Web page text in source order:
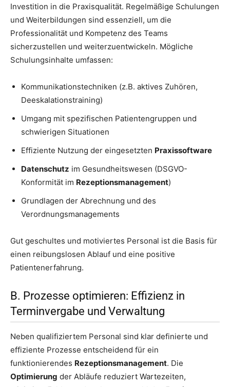
Investition in die Praxisqualität. Regelmäßige Schulungen
und Weiterbildungen sind essenziell, um die
Professionalität und Kompetenz des Teams
sicherzustellen und weiterzuentwickeln. Mögliche
Schulungsinhalte umfassen:
Kommunikationstechniken (z.B. aktives Zuhören,
Deeskalationstraining)
Umgang mit spezifischen Patientengruppen und
schwierigen Situationen
Effiziente Nutzung der eingesetzten Praxissoftware
Datenschutz im Gesundheitswesen (DSGVO-
Konformität im Rezeptionsmanagement)
Grundlagen der Abrechnung und des
Verordnungsmanagements
Gut geschultes und motiviertes Personal ist die Basis für
einen reibungslosen Ablauf und eine positive
Patientenerfahrung.
B. Prozesse optimieren: Effizienz in
Terminvergabe und Verwaltung
Neben qualifiziertem Personal sind klar definierte und
effiziente Prozesse entscheidend für ein
funktionierendes Rezeptionsmanagement. Die
Optimierung der Abläufe reduziert Wartezeiten,